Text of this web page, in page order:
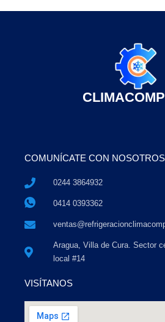
COMUNÍCATE CON NOSOTROS
0244 3864932
0414 0393362
Aragua, Villa de Cura. Sector
local #14
VISÍTANOS